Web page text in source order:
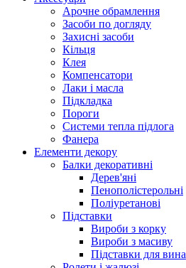
Арочне обрамлення
Засоби по догляду
Захисні засоби
Кільця
Клея
Компенсатори
Лаки і масла
Підкладка
Пороги
Системи тепла підлога
Фанера
Елементи декору
Балки декоративні
Дерев'яні
Пенополістерольні
Поліуретанові
Підставки
Вироби з корку
Вироби з масиву
Підставки для вина